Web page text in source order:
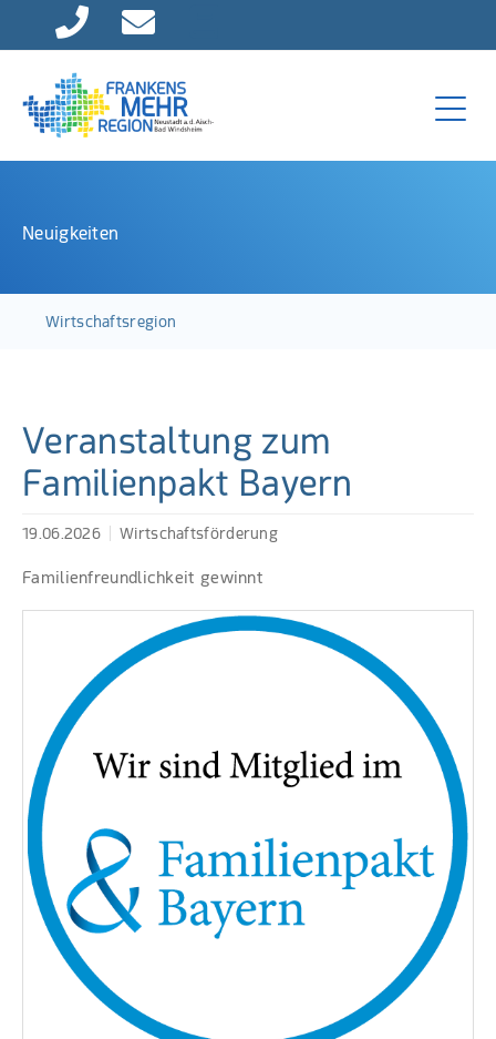
Direkt zur Hauptnavigation springen
Direkt zum Inhalt springen
Neuigkeiten
Wirtschaftsregion
Veranstaltung zum
Familienpakt Bayern
19.06.2026 Wirtschaftsförderung
Familienfreundlichkeit gewinnt